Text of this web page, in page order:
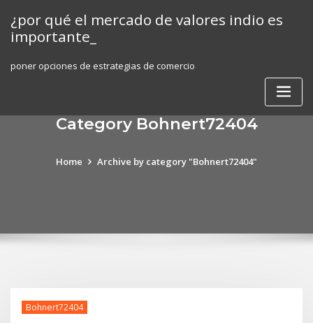
content
¿por qué el mercado de valores indio es
importante_
poner opciones de estrategias de comercio
Category Bohnert72404
Home Archive by category "Bohnert72404"
Bohnert72404